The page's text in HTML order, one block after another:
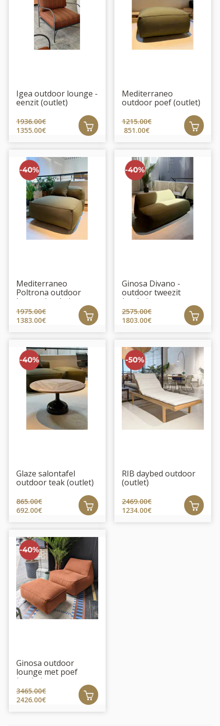
Igea outdoor lounge -
eenzit (outlet)
1936.00€
1355.00€
Mediterraneo
outdoor poef (outlet)
1215.00€
851.00€
Mediterraneo
Poltrona outdoor
lounge (outlet)
1975.00€
1383.00€
Ginosa Divano -
outdoor tweezit
(outlet)
2575.00€
1803.00€
Glaze salontafel
outdoor teak (outlet)
865.00€
692.00€
RIB daybed outdoor
(outlet)
2469.00€
1234.00€
Ginosa outdoor
lounge met poef
(outlet)
3465.00€
2426.00€